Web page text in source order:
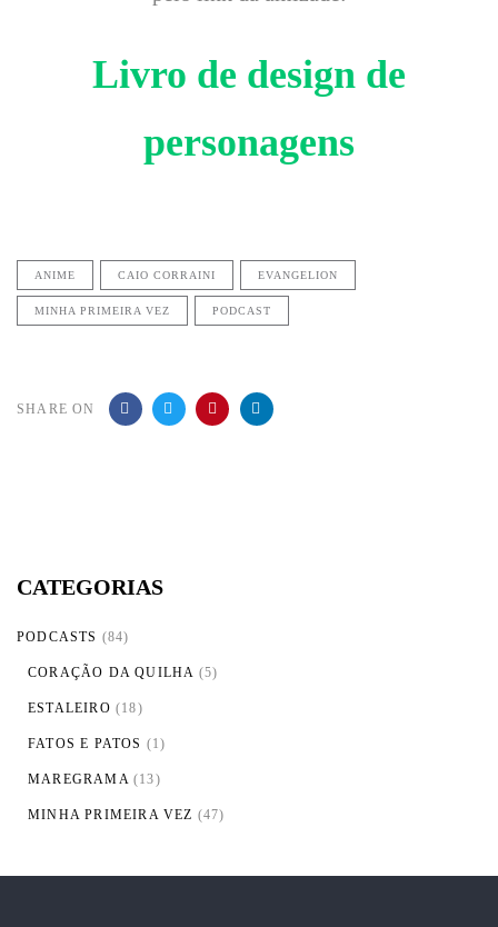
Livro de design de
personagens
ANIME CAIO CORRAINI EVANGELION
MINHA PRIMEIRA VEZ PODCAST
SHARE ON
CATEGORIAS
PODCASTS (84)
CORAÇÃO DA QUILHA (5)
ESTALEIRO (18)
FATOS E PATOS (1)
MAREGRAMA(13)
MINHA PRIMEIRA VEZ (47)